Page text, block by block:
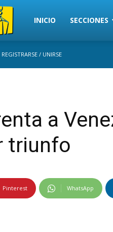
Trujillo
INICIO SECCIONES
REGISTRARSE / UNIRSE
a
triunfo
Pinterest WhatsApp